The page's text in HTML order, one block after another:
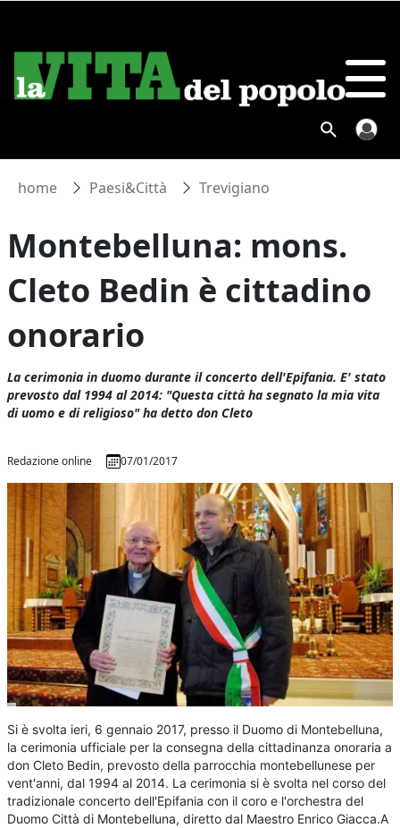
home Paesi&Città Trevigiano
Montebelluna: mons.
Cleto Bedin è cittadino
onorario
La cerimonia in duomo durante il concerto dell'Epifania. E' stato
prevosto dal 1994 al 2014: "Questa città ha segnato la mia vita
di uomo e di religioso" ha detto don Cleto
Redazione online 07/01/2017
Si è svolta ieri, 6 gennaio 2017, presso il Duomo di Montebelluna,
la cerimonia ufficiale per la consegna della cittadinanza onoraria a
don Cleto Bedin, prevosto della parrocchia montebellunese per
vent'anni, dal 1994 al 2014. La cerimonia si è svolta nel corso del
tradizionale concerto dell'Epifania con il coro e l'orchestra del
Duomo Città di Montebelluna, diretto dal Maestro Enrico Giacca.A